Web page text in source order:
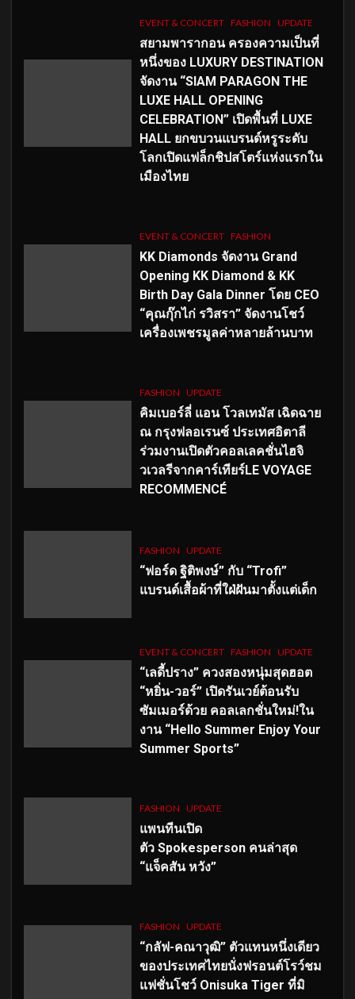
EVENT & CONCERT FASHION UPDATE
สยามพารากอน ครองความเป็นที่
หนึ่งของ LUXURY DESTINATION
จัดงาน “SIAM PARAGON THE
LUXE HALL OPENING
CELEBRATION” เปิดพื้นที่ LUXE
HALL ยกขบวนแบรนด์หรูระดับ
โลกเปิดแฟล็กชิปสโตร์แห่งแรกใน
เมืองไทย
EVENT & CONCERT FASHION
KK Diamonds จัดงาน Grand
Opening KK Diamond & KK
Birth Day Gala Dinner โดย CEO
“คุณกุ๊กไก่ รวิสรา” จัดงานโชว์
เครื่องเพชรมูลค่าหลายล้านบาท
FASHION UPDATE
คิมเบอร์ลี่ แอน โวลเทมัส เฉิดฉาย
ณ กรุงฟลอเรนซ์ ประเทศอิตาลี
ร่วมงานเปิดตัวคอลเลคชั่นไฮจิ
วเวลรีจากคาร์เทียร์LE VOYAGE
RECOMMENCÉ
FASHION UPDATE
“ฟอร์ด ฐิติพงษ์” กับ “Trofi”
แบรนด์เสื้อผ้าที่ใฝ่ฝันมาตั้งแต่เด็ก
EVENT & CONCERT FASHION UPDATE
“เลดี้ปราง” ควงสองหนุ่มสุดฮอต
“หยิ่น-วอร์” เปิดรันเวย์ต้อนรับ
ซัมเมอร์ด้วย คอลเลกชั่นใหม่!ใน
งาน “Hello Summer Enjoy Your
Summer Sports”
FASHION UPDATE
แพนทีนเปิด
ตัว Spokesperson คนล่าสุด
“แจ็คสัน หวัง”
FASHION UPDATE
“กลัฟ-คณาวุฒิ” ตัวแทนหนึ่งเดียว
ของประเทศไทยนั่งฟรอนต์โรว์ชม
แฟชั่นโชว์ Onisuka Tiger ที่มิ